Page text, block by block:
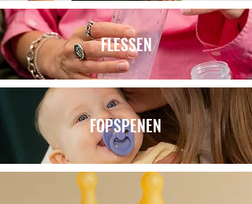
FLESSEN
FOPSPENEN